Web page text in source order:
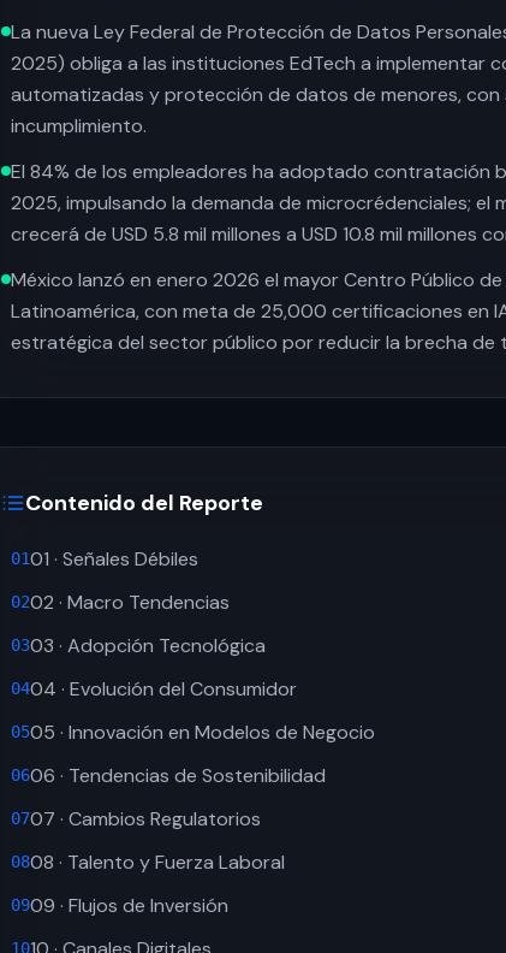
La nueva Ley Federal de Protección de Datos
2025) obliga a las instituciones EdTech a implementar
automatizadas y protección de datos de menores,
incumplimiento.
El 84% de los empleadores ha adoptado contratación
2025, impulsando la demanda de microcrédenciales;
crecerá de USD 5.8 mil millones a USD 10.8 mil millones
México lanzó en enero 2026 el mayor Centro Público
Latinoamérica, con meta de 25,000 certificaciones en
estratégica del sector público por reducir la brecha de
Contenido del Reporte
0101 · Señales Débiles
0202 · Macro Tendencias
0303 · Adopción Tecnológica
0404 · Evolución del Consumidor
0505 · Innovación en Modelos de Negocio
0606 · Tendencias de Sostenibilidad
0707 · Cambios Regulatorios
0808 · Talento y Fuerza Laboral
0909 · Flujos de Inversión
10